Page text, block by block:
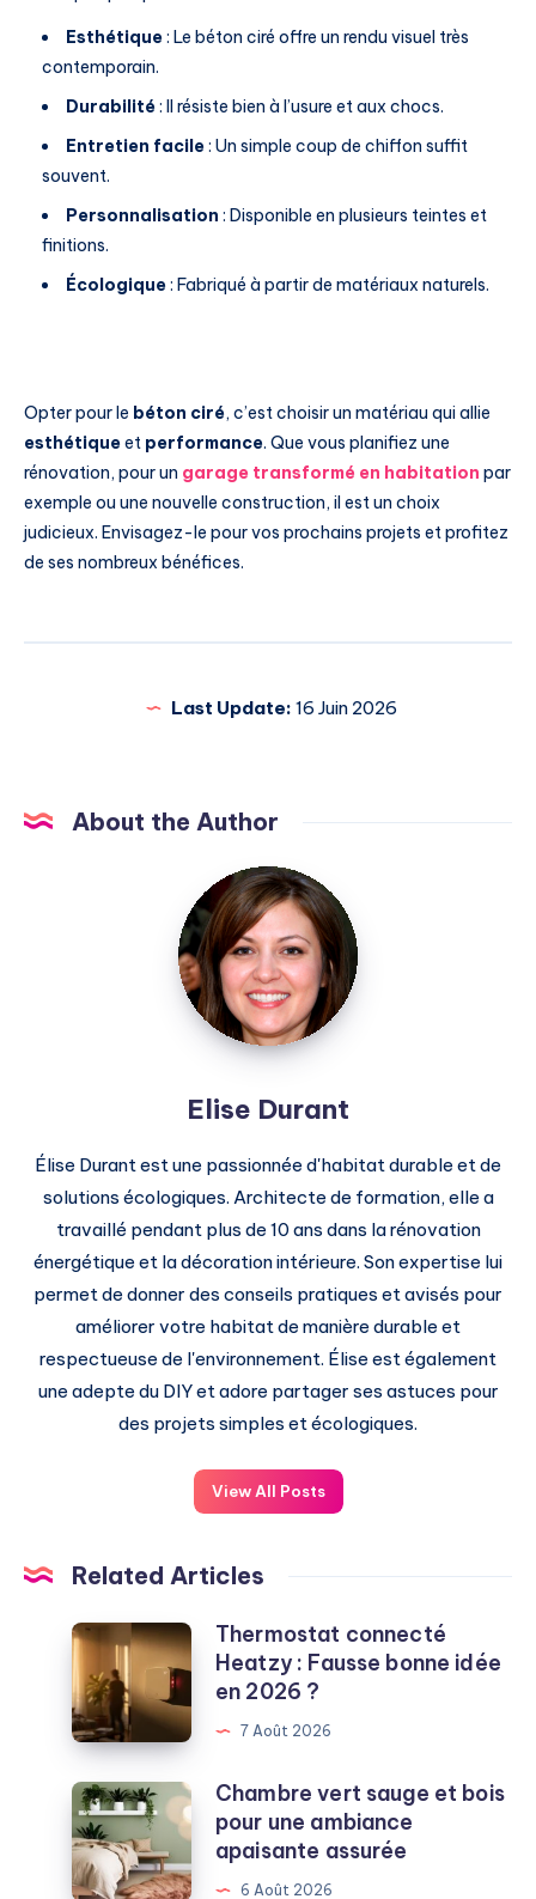
Esthétique: Le béton ciré offre un rendu visuel très
contemporain.
Durabilité: Il résiste bien à l’usure et aux chocs.
Entretien facile: Un simple coup de chiffon suffit
souvent.
Personnalisation : Disponible en plusieurs teintes et
finitions.
Écologique: Fabriqué à partir de matériaux naturels.
Opter pour le béton ciré, c’est choisir un matériau qui allie
esthétiqueet performance. Que vous planifiez une
rénovation, pour un garage transformé en habitation par
exemple ou une nouvelle construction, il est un choix
judicieux. Envisagez-le pour vos prochains projets et profitez
de ses nombreux bénéfices.
Last Update: 16 Juin 2026
About the Author
Elise
Durant
Elise Durant
Élise Durant est une passionnée d'habitat durable et de
solutions écologiques. Architecte de formation, elle a
travaillé pendant plus de 10 ans dans la rénovation
énergétique et la décoration intérieure. Son expertise lui
permet de donner des conseils pratiques et avisés pour
améliorer votre habitat de manière durable et
respectueuse de l'environnement. Élise est également
une adepte du DIY et adore partager ses astuces pour
des projets simples et écologiques.
View All Posts
Related Articles
Thermostat
connecté
Heatzy
:
Fausse
bonne
idée
en
2026
Thermostat connecté
Heatzy : Fausse bonne idée
en 2026 ?
7 Août 2026
Chambre
vert
sauge
et
Chambre vert sauge et bois
pour une ambiance
apaisante assurée
6 Août 2026